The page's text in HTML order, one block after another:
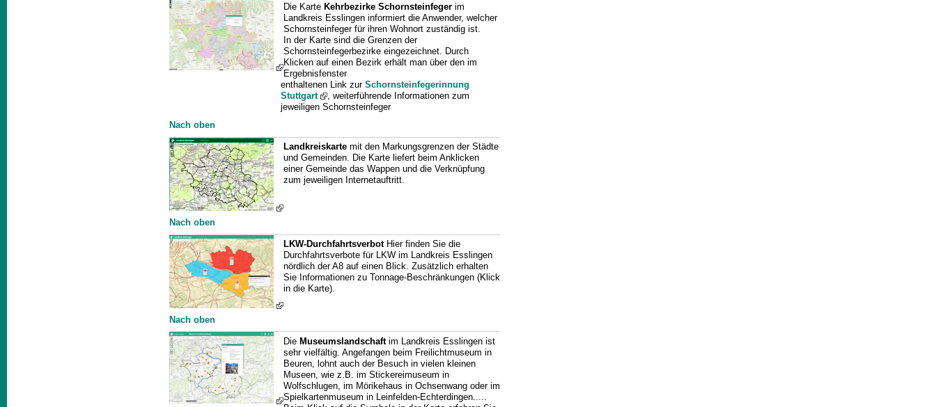
Die Karte Kehrbezirke Schornsteinfeger im
Landkreis Esslingen informiert die Anwender, welcher
Schornsteinfeger für ihren Wohnort zuständig ist.
In der Karte sind die Grenzen der
Schornsteinfegerbezirke eingezeichnet. Durch
Klicken auf einen Bezirk erhält man über den im
Ergebnisfenster
enthaltenen Link zur Schornsteinfegerinnung
Stuttgart
, weiterführende Informationen zum
jeweiligen Schornsteinfeger
Nach oben
Landkreiskarte mit den Markungsgrenzen der Städte
und Gemeinden. Die Karte liefert beim Anklicken
einer Gemeinde das Wappen und die Verknüpfung
zum jeweiligen Internetauftritt.
Nach oben
LKW-DurchfahrtsverbotHier finden Sie die
Durchfahrtsverbote für LKW im Landkreis Esslingen
nördlich der A8 auf einen Blick. Zusätzlich erhalten
Sie Informationen zu Tonnage-Beschränkungen (Klick
in die Karte).
Nach oben
Die Museumslandschaftim Landkreis Esslingen ist
sehr vielfältig. Angefangen beim Freilichtmuseum in
Beuren, lohnt auch der Besuch in vielen kleinen
Museen, wie z.B. im Stickereimuseum in
Wolfschlugen, im Mörikehaus in Ochsenwang oder im
Spielkartenmuseum in Leinfelden-Echterdingen.....